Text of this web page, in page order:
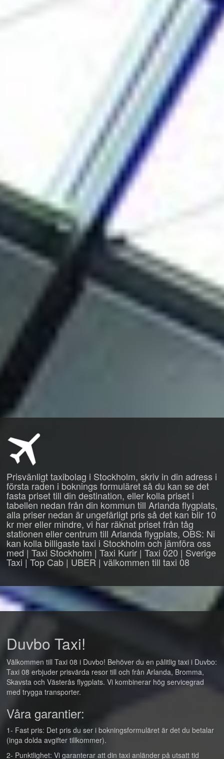
Prisvänligt taxibolag i Stockholm, skriv in din adress i
första raden i boknings formuläret så du kan se det
fasta priset till din destination, eller kolla priset i
tabellen nedan från din kommun till Arlanda flygplats,
alla priser nedan är ungefärligt pris så det kan blir 10
kr mer eller mindre, vi har räknat priset från tåg
stationen eller centrum till Arlanda flygplats, OBS: Ni
kan kolla billigaste taxi i Stockholm och jämföra oss
med | Taxi Stockholm | Taxi Kurir | Taxi 020 | Sverige
Taxi | Top Cab | UBER | välkommen till taxi 08
Duvbo Taxi!
Välkommen till Taxi 08 i Duvbo! Behöver du en pålitlig taxi i Duvbo:
Taxi 08 erbjuder prisvärda resor till och från Arlanda, Bromma,
Skavsta och Västerås flygplats. Vi kombinerar hög servicegrad
med trygga transporter.
Våra garantier:
1- Fast pris: Det pris du ser i bokningsformuläret är det du betalar
(inga dolda avgifter tillkommer).
2- Punktlighet: Vi garanterar att din taxi anländer på utsatt tid